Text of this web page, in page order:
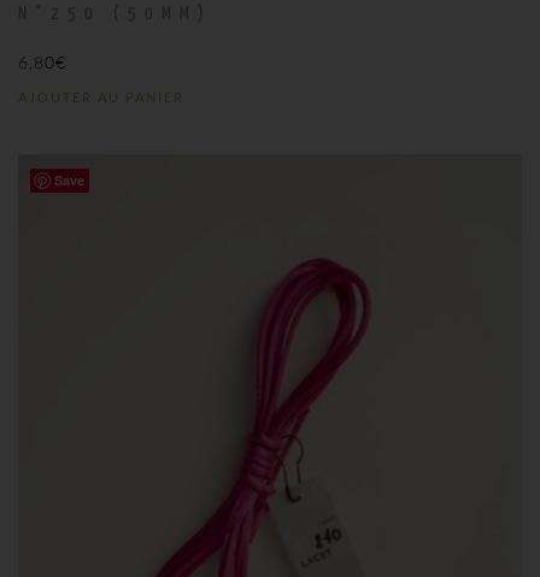
6,80€
AJOUTER AU PANIER
Save